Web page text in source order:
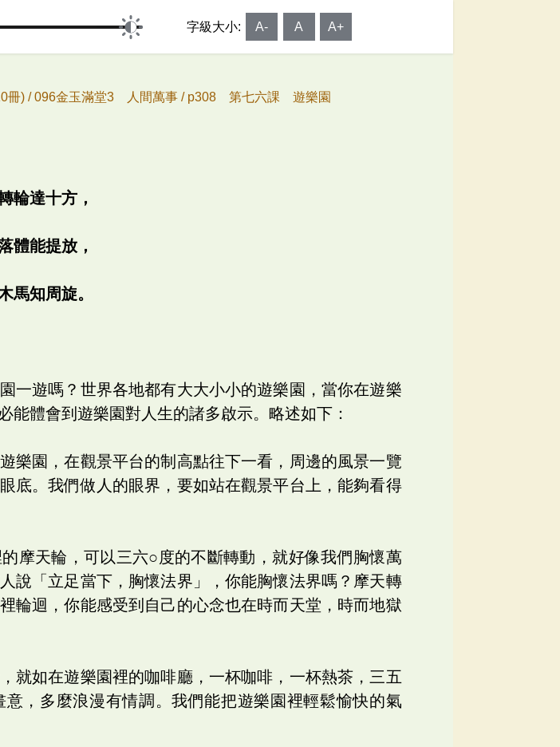
字級大小: A- A A+
冊) /096金玉滿堂3 人間萬事 / p308 第七六課 遊樂園
輪達十方，
體能提放，
馬知周旋。
一遊嗎？世界各地都有大大小小的遊樂園，當你在遊樂
能體會到遊樂園對人生的諸多啟示。略述如下：
樂園，在觀景平台的制高點往下一看，周邊的風景一覽
底。我們做人的眼界，要如站在觀景平台上，能夠看得
摩天輪，可以三六○度的不斷轉動，就好像我們胸懷萬
說「立足當下，胸懷法界」，你能胸懷法界嗎？摩天轉
輪迴，你能感受到自己的心念也在時而天堂，時而地獄
就如在遊樂園裡的咖啡廳，一杯咖啡，一杯熱茶，三五
，多麼浪漫有情調。我們能把遊樂園裡輕鬆愉快的氣